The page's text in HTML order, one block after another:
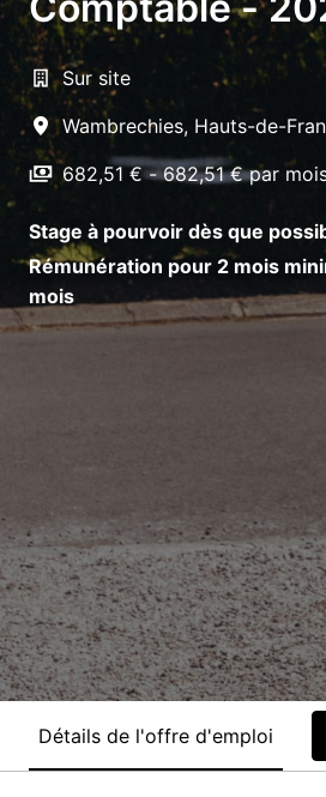
Sur site
Wambrechies, Hauts-de-
682,51 € - 682,51 € par
Stage à pourvoir dès que
Rémunération pour 2 mois
mois
Détails de l'offre d'emploi